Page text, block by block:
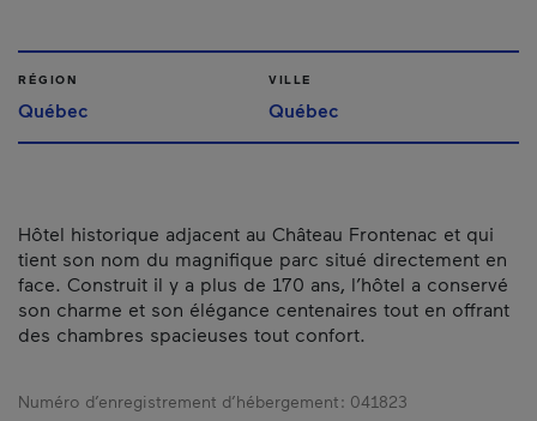
RÉGION
Québec
VILLE
Québec
Hôtel historique adjacent au Château Frontenac et qui
tient son nom du magnifique parc situé directement en
face. Construit il y a plus de 170 ans, l’hôtel a conservé
son charme et son élégance centenaires tout en offrant
des chambres spacieuses tout confort.
Numéro d’enregistrement d’hébergement : 041823